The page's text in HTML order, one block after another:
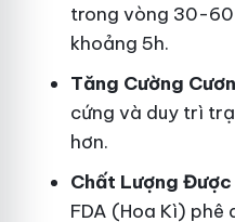
trong vòng 30-60
khoảng 5h.
Tăng Cường
cứng và duy trì
hơn.
Chất Lượng Được
FDA (Hoa Kì) phê